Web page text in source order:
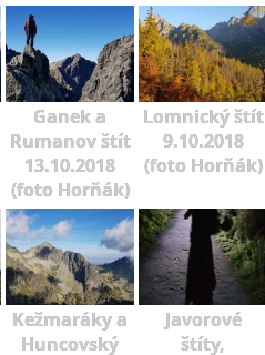
Ganek a
Rumanov štít
13.10.2018
(foto Horňák)
Lomnický štít
9.10.2018
(foto Horňák)
Kežmaráky a
Huncovský
Javorové
štíty,